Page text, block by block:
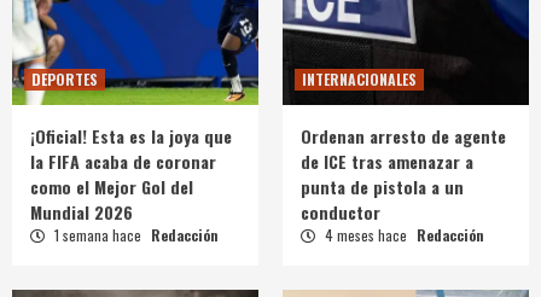
DEPORTES
¡Oficial! Esta es la joya que
la FIFA acaba de coronar
como el Mejor Gol del
Mundial 2026
1 semana hace Redacción
INTERNACIONALES
Ordenan arresto de agente
de ICE tras amenazar a
punta de pistola a un
conductor
4 meses hace Redacción